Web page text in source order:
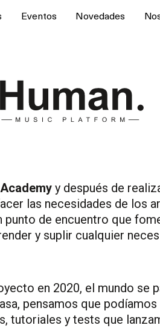
Eventos Novedades
y después de
las necesidades de los
de encuentro que
y suplir cualquier
en 2020, el mundo se
pensamos que
tutoriales y tests que